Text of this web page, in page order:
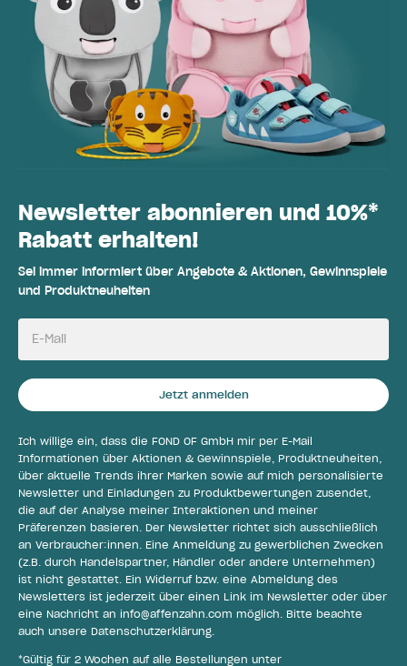
Newsletter abonnieren und 10%*
Rabatt erhalten!
Sei immer informiert über Angebote & Aktionen, Gewinnspiele
und Produktneuheiten
E-Mail
Jetzt anmelden
Ich willige ein, dass die FOND OF GmbH mir per E-Mail
Informationen über Aktionen & Gewinnspiele, Produktneuheiten,
über aktuelle Trends ihrer Marken sowie auf mich personalisierte
Newsletter und Einladungen zu Produktbewertungen zusendet,
die auf der Analyse meiner Interaktionen und meiner
Präferenzen basieren. Der Newsletter richtet sich ausschließlich
an Verbraucher:innen. Eine Anmeldung zu gewerblichen Zwecken
(z.B. durch Handelspartner, Händler oder andere Unternehmen)
ist nicht gestattet. Ein Widerruf bzw. eine Abmeldung des
Newsletters ist jederzeit über einen Link im Newsletter oder über
eine Nachricht an info@affenzahn.com möglich. Bitte beachte
auch unsere Datenschutzerklärung.
*Gültig für 2 Wochen auf alle Bestellungen unter